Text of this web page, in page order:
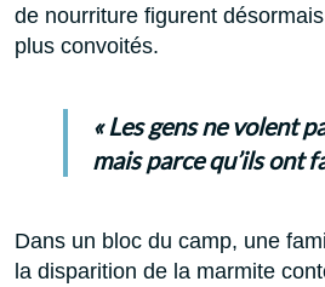
de nourriture figurent
plus convoités.
« Les gens ne volent
mais parce qu’ils ont
Dans un bloc du camp, une
la disparition de la marmite